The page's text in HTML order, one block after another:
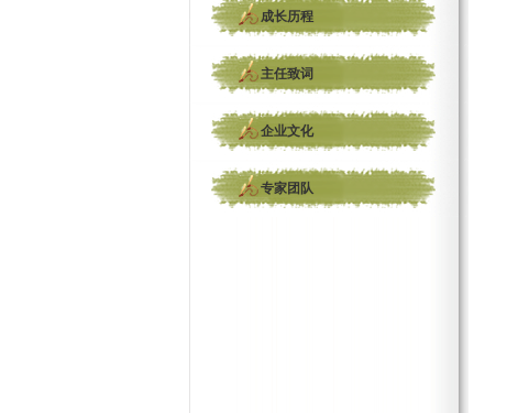
成长历程
主任致词
企业文化
专家团队